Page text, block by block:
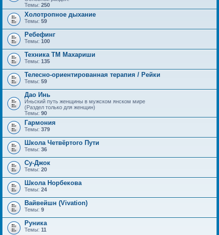
Темы: 250
Холотропное дыхание
Темы: 59
Ребефинг
Темы: 100
Техника ТМ Махариши
Темы: 135
Телесно-ориентированная терапия / Рейки
Темы: 59
Дао Инь
Иньский путь женщины в мужском янском мире
(Раздел только для женщин)
Темы: 90
Гармония
Темы: 379
Школа Четвёртого Пути
Темы: 36
Су-Джок
Темы: 20
Школа Норбекова
Темы: 24
Вайвейшн (Vivation)
Темы: 9
Руника
Темы: 11